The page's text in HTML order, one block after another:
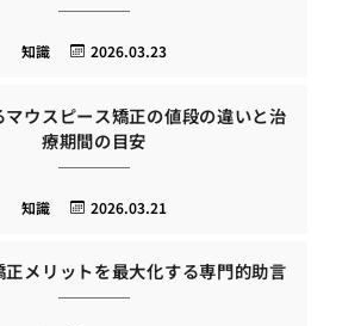
2026.03.23
知識
ウスピース矯正の値段の違いと治
療期間の目安
2026.03.21
知識
メリットを最大化する専門的助言